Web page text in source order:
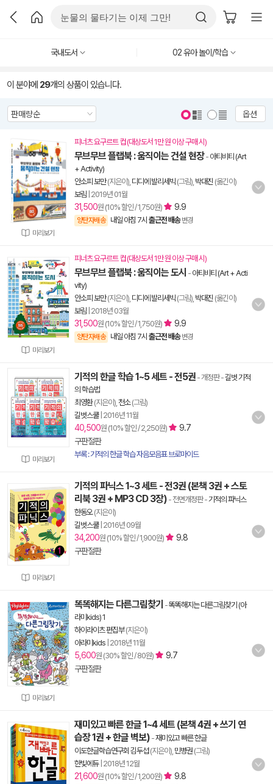
국내도서 02 유아 놀이/학습
이 분야에 29개의 상품이 있습니다.
옵션
미리보기
피너츠 요구르트 컵 (대상도서 1만 원 이상 구매 시)
무브무브 플랩북 : 움직이는 건설 현장- 아티비티 (Art
+ Activity)
안소피 보만(지은이), 디디에 발리세빅 (그림), 박대진 (옮긴이)
보림 2019년 01월
31,500원 (10% 할인 / 1,750원) 9.9
양탄자배송 내일 아침 7시 출근전 배송 변경
미리보기
피너츠 요구르트 컵 (대상도서 1만 원 이상 구매 시)
무브무브 플랩북 : 움직이는 도시 - 아티비티 (Art + Acti
vity)
안소피 보만(지은이), 디디에 발리세빅 (그림), 박대진 (옮긴이)
보림 2018년 03월
31,500원 (10% 할인 / 1,750원) 9.9
양탄자배송 내일 아침 7시 출근전 배송 변경
미리보기
기적의 한글 학습 1~5 세트 - 전5권 - 개정판-길벗 기적
의 학습법
최영환(지은이), 천소(그림)
길벗스쿨| 2016년 11월
40,500원 (10% 할인 / 2,250원)
9.7
구판절판
부록 : 기적의 한글 학습 자음모음표 브로마이드
미리보기
기적의 파닉스 1~3 세트 - 전3권 (본책 3권 + 스토
리북 3권 + MP3 CD 3장) - 전면개정판-기적의 파닉스
한동오(지은이)
길벗스쿨| 2016년 09월
34,200원 (10% 할인 / 1,900원)
9.8
구판절판
미리보기
똑똑해지는 다른그림찾기 -똑똑해지는 다른그림찾기 (아
라미kids) 1
하이라이츠 편집부(지은이)
아라미kids 2018년 11월
5,600원 (30% 할인 / 80원)
9.7
구판절판
재미있고 빠른 한글 1~4 세트 (본책 4권 + 쓰기 연
습장 1권 + 한글 벽보) -재미있고 빠른 한글
이도한글학습연구회 김두섭(지은이), 민병권 (그림)
한빛에듀| 2018년 12월
21,600원 (10% 할인 / 1,200원) 9.8